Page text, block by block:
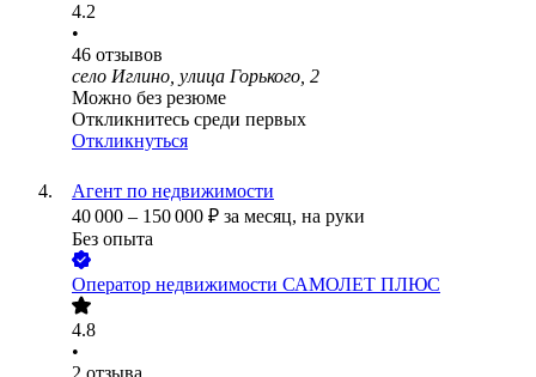
4.2
•
46 отзывов
село Иглино, улица Горького, 2
Можно без резюме
Откликнитесь среди первых
Откликнуться
Агент по недвижимости
40 000 – 150 000 ₽ за месяц, на руки
Без опыта
Оператор недвижимости САМОЛЕТ ПЛЮС
4.8
•